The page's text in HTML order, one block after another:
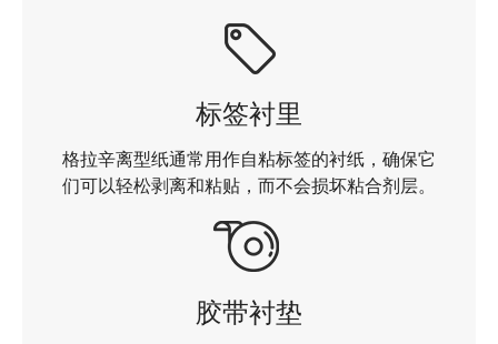
标签衬里
格拉辛离型纸通常用作自粘标签的衬纸，确保它
们可以轻松剥离和粘贴，而不会损坏粘合剂层。
胶带衬垫